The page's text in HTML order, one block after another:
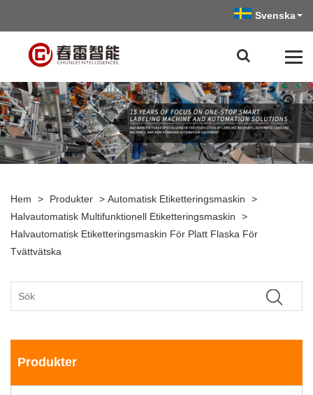
Svenska
Hem > Produkter > Automatisk Etiketteringsmaskin
>
Halvautomatisk Multifunktionell Etiketteringsmaskin
>
Halvautomatisk Etiketteringsmaskin För Platt Flaska För
Tvättvätska
Produkter